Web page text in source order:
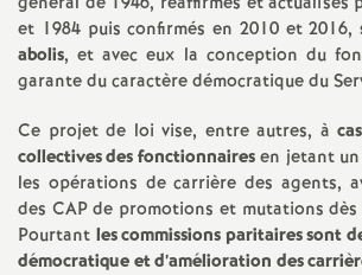
et 1984 puis confirmés en 2010 et 2016,
abolis, et avec eux la conception du
garante du caractère démocratique du
Ce projet de loi vise, entre autres, à
collectives des fonctionnairesen jetant un
les opérations de carrière des agents,
des CAP de promotions et mutations dès
Pourtant les commissions paritaires sont
démocratique et d’amélioration des